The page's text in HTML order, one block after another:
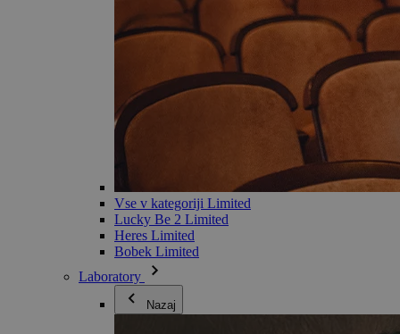
Vse v kategoriji Limited
Lucky Be 2 Limited
Heres Limited
Bobek Limited
Laboratory
Nazaj